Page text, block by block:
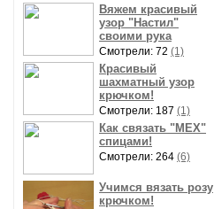
Вяжем красивый
узор "Настил"
своими рука
Смотрели: 72 (1)
Красивый
шахматный узор
крючком!
Смотрели: 187 (1)
Как связать "МЕХ"
спицами!
Смотрели: 264 (6)
Учимся вязать розу
крючком!